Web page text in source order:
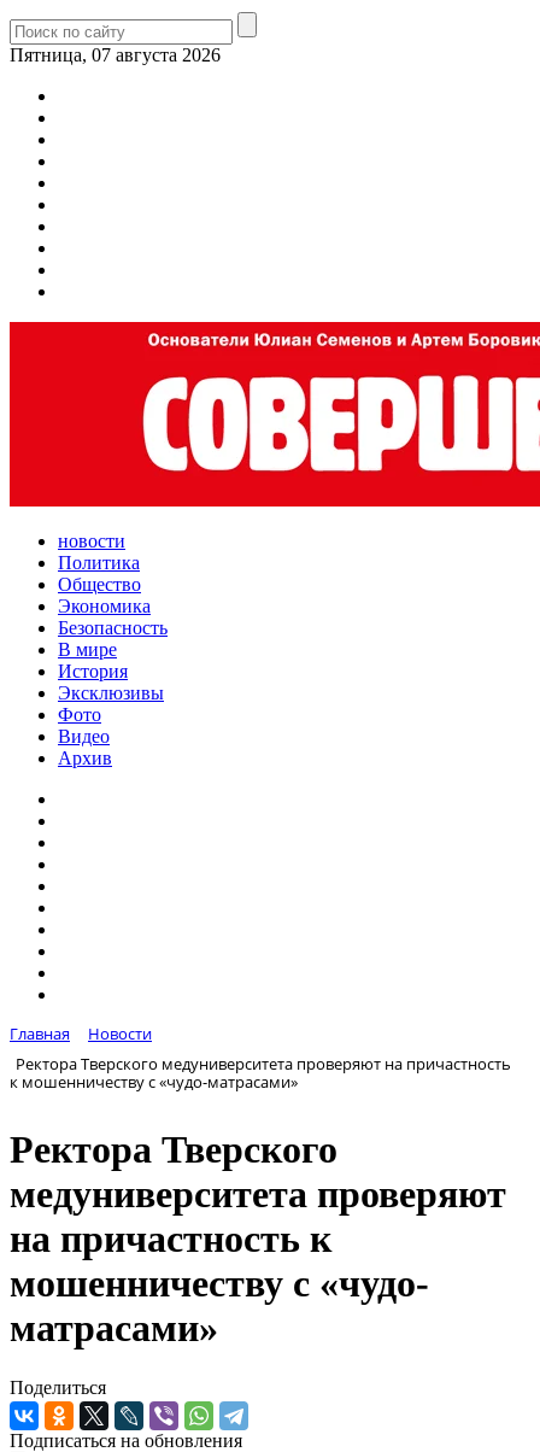
Пятница, 07 августа 2026
новости
Политика
Общество
Экономика
Безопасность
В мире
История
Эксклюзивы
Фото
Видео
Архив
Главная
Новости
Ректора Тверского медуниверситета проверяют на причастность
к мошенничеству с «чудо-матрасами»
Ректора Тверского
медуниверситета проверяют
на причастность к
мошенничеству с «чудо-
матрасами»
Поделиться
Подписаться на обновления